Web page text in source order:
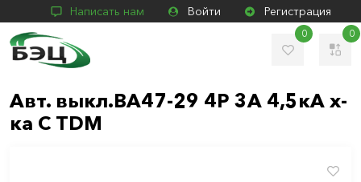
Написать нам Войти Регистрация
0 0
Авт. выкл.ВА47-29 4Р 3А 4,5кА х-
ка С TDM